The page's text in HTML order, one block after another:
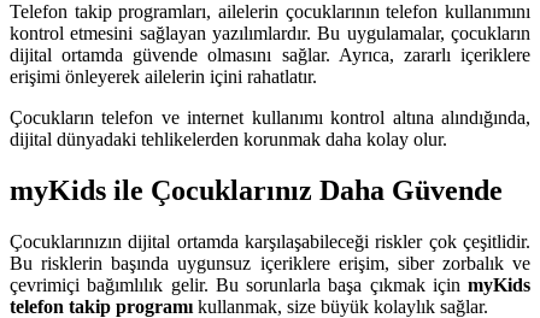
Telefon takip programları, ailelerin çocuklarının telefon kullanımını
kontrol etmesini sağlayan yazılımlardır. Bu uygulamalar, çocukların
dijital ortamda güvende olmasını sağlar. Ayrıca, zararlı içeriklere
erişimi önleyerek ailelerin içini rahatlatır.
Çocukların telefon ve internet kullanımı kontrol altına alındığında,
dijital dünyadaki tehlikelerden korunmak daha kolay olur.
myKids ile Çocuklarınız Daha Güvende
Çocuklarınızın dijital ortamda karşılaşabileceği riskler çok çeşitlidir.
Bu risklerin başında uygunsuz içeriklere erişim, siber zorbalık ve
çevrimiçi bağımlılık gelir. Bu sorunlarla başa çıkmak için myKids
telefon takip programı kullanmak, size büyük kolaylık sağlar.